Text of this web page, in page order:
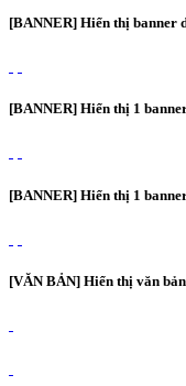
[BANNER] Hiển thị banner
[BANNER] Hiển thị 1
[BANNER] Hiển thị 1
[VĂN BẢN] Hiển thị văn